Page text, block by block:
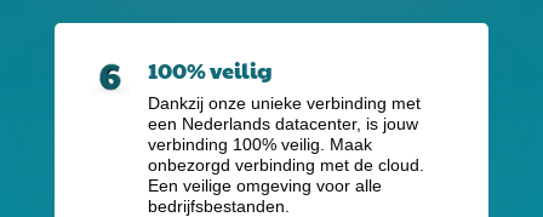
100% veilig
Dankzij onze unieke verbinding met
een Nederlands datacenter, is jouw
verbinding 100% veilig. Maak
onbezorgd verbinding met de cloud.
Een veilige omgeving voor alle
bedrijfsbestanden.